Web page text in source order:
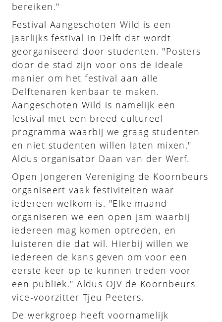
bereiken."
Festival Aangeschoten Wild is een
jaarlijks festival in Delft dat wordt
georganiseerd door studenten. "Posters
door de stad zijn voor ons de ideale
manier om het festival aan alle
Delftenaren kenbaar te maken.
Aangeschoten Wild is namelijk een
festival met een breed cultureel
programma waarbij we graag studenten
en niet studenten willen laten mixen."
Aldus organisator Daan van der Werf.
Open Jongeren Vereniging de Koornbeurs
organiseert vaak festiviteiten waar
iedereen welkom is. "Elke maand
organiseren we een open jam waarbij
iedereen mag komen optreden, en
luisteren die dat wil. Hierbij willen we
iedereen de kans geven om voor een
eerste keer op te kunnen treden voor
een publiek." Aldus OJV de Koornbeurs
vice-voorzitter Tjeu Peeters.
De werkgroep heeft voornamelijk